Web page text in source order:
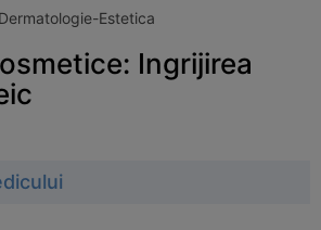
Dermatologie-Estetica
Ingrijirea